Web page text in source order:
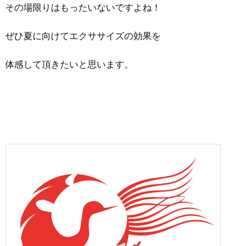
その場限りはもったいないですよね！
ぜひ夏に向けてエクササイズの効果を
体感して頂きたいと思います。